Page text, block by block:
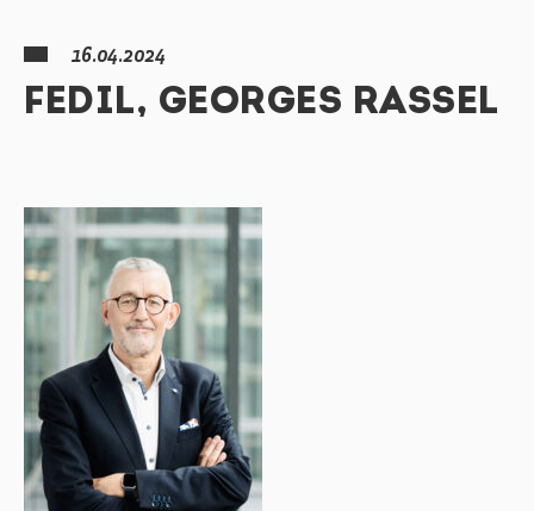
16.04.2024
FEDIL, GEORGES RASSEL